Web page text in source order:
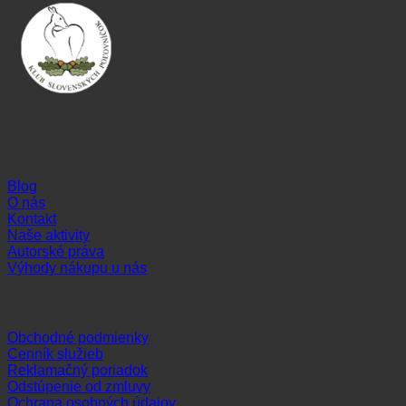
Blog
O nás
Kontakt
Naše aktivity
Autorské práva
Výhody nákupu u nás
Obchodné podmienky
Cenník služieb
Reklamačný poriadok
Odstúpenie od zmluvy